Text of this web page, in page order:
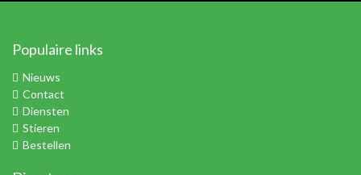
Populaire links
Nieuws
Contact
Diensten
Stieren
Bestellen